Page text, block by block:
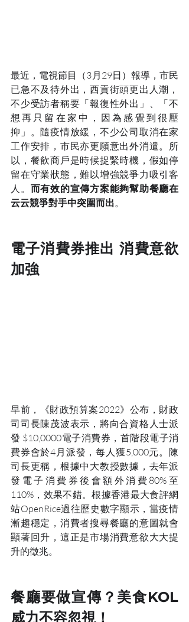
最近，電視節目（3月29日）報導，市民
已急不及待外出，西貢街頭更出人潮，
不少受訪者稱要「報復性外出」、「不
想再只留在家中，因為感覺到很壓
抑」。隨疫情放緩，不少公司取消在家
工作安排，市民亦更願意出外消遣。所
以，餐飲商戶是時候捉緊時機，假如停
留在守業狀態，難以增強競爭力吸引客
人。 而有效的宣傳方案能夠幫助餐廳在
云云競爭對手中突圍而出。
電子消費券推出 消費意欲
加強
早前，《財政預算案2022》公布，財政
司司長陳茂波表示，將向合資格人士派
發 $10,0000電子消費券，首階段電子消
費券會於4月派發，每人獲5,000元。陳
司長更稱，根據中大教授數據，去年派
發電子消費券後會額外消費80%至
110%，效果不錯。根據香港最大食評網
站OpenRice過往歷史數字顯示，當疫情
漸趨穩定，消費者搜尋餐廳的意圖就會
顯著回升，這正是市場消費意欲大大提
升的徵兆。
餐廳要做宣傳？美食KOL
威力不容忽視！